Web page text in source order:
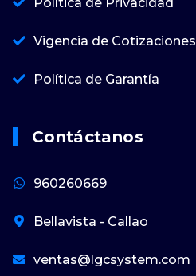
Vigencia de Cotizaciones
Política de Garantía
Contáctanos
960260669
Bellavista - Callao
ventas@lgcsystem.com